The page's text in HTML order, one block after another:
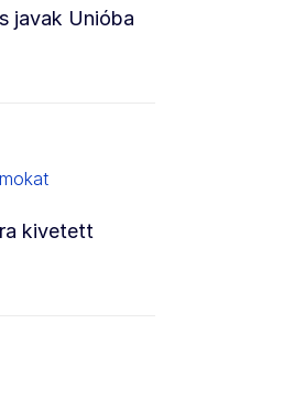
javak Unióba
kivetett